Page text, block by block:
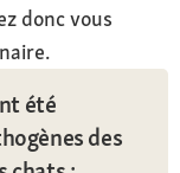
donc vous
été
des